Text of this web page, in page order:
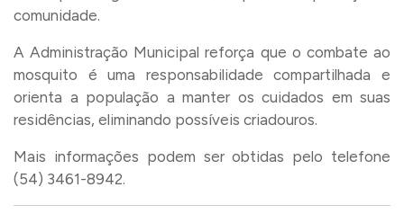
comunidade.
A Administração Municipal reforça que o combate ao
mosquito é uma responsabilidade compartilhada e
orienta a população a manter os cuidados em suas
residências, eliminando possíveis criadouros.
Mais informações podem ser obtidas pelo telefone
(54) 3461-8942.